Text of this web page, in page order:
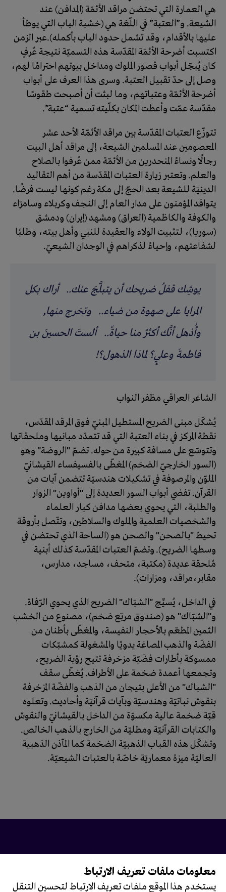
هي العمارة التي تحتضن مراقد الأئمّة (المدافن) عند
الشيعة. و”العتبة” في اللّغة هي (خشبة الباب التي يوطأ
عليها بالأقدام، وقد تشمل حدود الباب بأكمله).عبر الزمن
اكتسبت أضرحة الأئمّة المقدّسة هذه التسميّة نتيجة عُرفٍ
كان يُبجّل أبواب قصور الملوك ومداخل بيوتهم احترامًا لهم،
وصل إلى حدّ تقبيل العتبة. وسرى هذا العرف على أبواب
أضرحة الأئمّة وعتباتهم، وما لبثت أن أصبحت طقوسًا
مقدّسة عمّت وأعطت المكان بكلّيته تسمية “عتبة”.
تتوزّع العتبات المقدّسة بين مراقد الأئمّة الأحد عشر
المعصومين عند المسلمين الشيعة، إلى مراقد أهل البيت
رجالًا ونساءً المنحدرين من الأئمّة ممن عُرفوا بالصلاح
والعلم. وتعتبر زيارة العتبات المقدّسة من أهم التقاليد
الدينيّة للشيعة بعد الحجّ إلى مكة رغم كونها ليست فرضًا.
يتوافد المؤمنون على مدار العام إلى النجف وكربلاء وسامرّاء
والكوفة والكاظمية (العراق) ومشهد (إيران) ودمشق
(سوريا)، لـتثبيت الولاء والعقيدة للنبي وأهل بيته، وطلبًا
لشفاعتهم، وإحياءً لذكراهم في الوجدان الشيعيّ.
يوشِك قفلُ ضريحك أن يتبلَّجَ عنك.. أراك بكل
المرايا على صهوة من ضياء.. وتخرج منها,
وأُذهل أنَّك أكثرُ منا حياةً.. ألستَ الحسينَ بن
فاطمةَ وعليٍ؟ لماذا الذهول؟!
الشاعر العراقي مظفر النواب
يُشكّل مبنى الضريح المستطيل المبنيّ فوق المرقد المقدّس،
نقطة المركز في بناء العتبة التي قد تتمدّد مبانيها وملحقاتها
وتتوسّع على مسافة كبيرة من حوله. تضمّ "الروضة" وهو
(السور الخارجيّ الضخم) المغطّى بالفسيفساء القيشانيّ
الملوّن والمرصوفة في تشكيلات هندسيّة تتضمن آيات من
القرآن. تفضي أبواب السور العديدة إلى "أواوين" الزوار
والطلبة، التي يحوي بعضها مدافن كبار العلماء
والشخصيات العلمية والملوك والسلاطين، وتتّصل بأروقة
تحيط "بـالصحن" والصحن هو (الساحة الذي تحتضن في
وسطها الضريح). وتضمّ العتبات المقدّسة كذلك أبنية
مُلحقة عديدة (مكتبة، متحف، مساجد، مدارس،
مقابر،مراقد، ومزارات).
في الداخل، يُسيِّج "الشبّاك" الضريح الذي يحوي الرّفاة.
و"الشبّاك" هو (صندوق مربّع ضخم)، مصنوع من الخشب
الثمين المطعّم بالأحجار النفيسة، والمغطّى بأطنان من
الفضّة والذهب المصاغة يدويًا والمشغولة كمشبّكات
ممسوكة بأطارات فضّيّة مزخرفة تتيح رؤية الضريح،
وتجمعها أعمدة ضخمة على الأطراف. يُغطّى سقف
"الشباك" من الأعلى بتيجان من الذهب والفضّة المزخرفة
بنقوش نباتيّة وهندسيّة وبآيات قرآنيّة وأحاديث. وتعلوه
قبّة ضخمة عالية مكسوّة من الداخل بالقيشانيّ والنقوش
والكتابات القرآنيّة ومطليّة من الخارج بالذهب الخالص.
وتشكّل هذه القباب الذهبيّة الضخمة كما المآذن الذهبية
العاليّة ميزة معماريّة خاصّة بالعتبات الشيعيّة.
تابعونا على
معلومات ملفات تعريف الارتباط
يستخدم هذا الموقع ملفات تعريف الارتباط لتحسين التنقل